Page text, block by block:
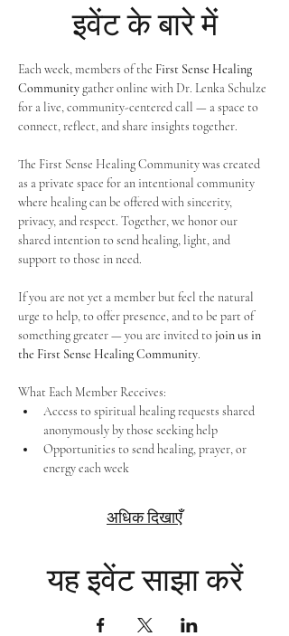
इवेंट के बारे में
Each week, members of the First Sense Healing
Community gather online with Dr. Lenka Schulze
for a live, community-centered call — a space to
connect, reflect, and share insights together.
The First Sense Healing Community was created
as a private space for an intentional community
where healing can be offered with sincerity,
privacy, and respect. Together, we honor our
shared intention to send healing, light, and
support to those in need.
If you are not yet a member but feel the natural
urge to help, to offer presence, and to be part of
something greater — you are invited to join us in
the First Sense Healing Community.
What Each Member Receives:
Access to spiritual healing requests shared
anonymously by those seeking help
Opportunities to send healing, prayer, or
energy each week
अधिक दिखाएँ
यह इवेंट साझा करें